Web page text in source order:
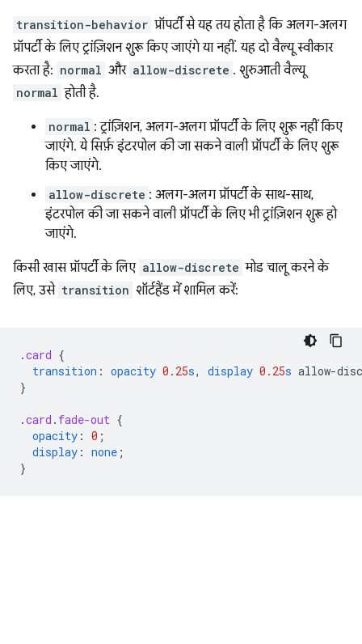
transition-behavior प्रॉपर्टी से यह तय होता है कि अलग-अलग
प्रॉपर्टी के लिए ट्रांज़िशन शुरू किए जाएंगे या नहीं. यह दो वैल्यू स्वीकार
करता है: normal और allow-discrete . शुरुआती वैल्यू
normal होती है.
normal : ट्रांज़िशन, अलग-अलग प्रॉपर्टी के लिए शुरू नहीं किए
जाएंगे. ये सिर्फ़ इंटरपोल की जा सकने वाली प्रॉपर्टी के लिए शुरू
किए जाएंगे.
allow-discrete : अलग-अलग प्रॉपर्टी के साथ-साथ,
इंटरपोल की जा सकने वाली प्रॉपर्टी के लिए भी ट्रांज़िशन शुरू हो
जाएंगे.
किसी खास प्रॉपर्टी के लिए allow-discrete मोड चालू करने के
लिए, उसे transition शॉर्टहैंड में शामिल करें:
.card {
transition : opacity 0.25s, display 0.25s allow-
}
.card . fade-out {
opacity : 0 ;
display : none ;
}